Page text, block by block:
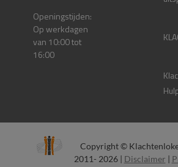
Openingstijden:
Op werkdagen
van 10:00 tot
16:00
Copyright ©
2011- 2026 | Disclaimer |